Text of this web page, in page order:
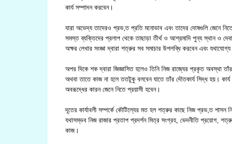
কার্য সম্পাদন করবেন।
যারা অভেদ্য তাদেরও প্রভ‚ত প্রতি মনোভাব এবং তাদের দোষগুলি জেনে
সমস্ত ব্যক্তিদের প্রলাপ থেকে তাছাড়া তীর্থ ও আশ্রমাদি পুন্য স্থান ও
অক্ষর লেখার সংজ্ঞা দ্বারা শত্রুর সব সমাচার উপলব্ধি করবেন এবং
অপর দিকে শক দ্বারা জিজ্ঞাসিত হলেও তিনি নিজ রাজ্যের প্রকৃত অবস্থা
অথবা তাতে কাজ না হলে ততটুকু বলবেন যাতে তাঁর দৌতকার্য সিদ্ধ হয়।
অবরূদ্ধের কারন জেনে নিতে প্রয়াসী হবেন।
দূতের কার্যাবলী সম্পর্কে কৌটিল্যের মত হল শত্রুর কাছে নিজ প্রভ‚ত
যথাসম্ভব নিজ রাজার প্রতাপ প্রদর্শন মিত্র সংগ্রহ, ভেদনীতি প্রয়োগ,
কাজ।